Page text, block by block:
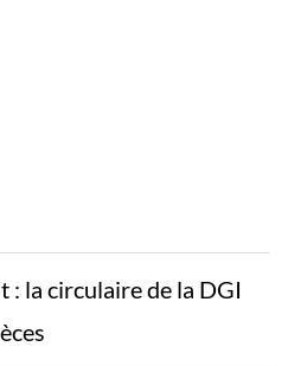
: la circulaire de la DGI